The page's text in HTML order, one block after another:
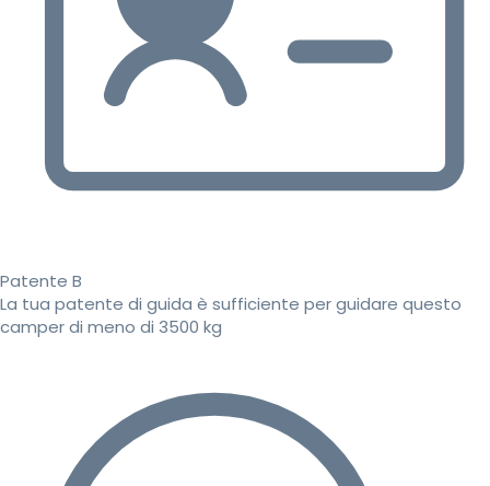
Patente B
La tua patente di guida è sufficiente per guidare questo
camper di meno di 3500 kg